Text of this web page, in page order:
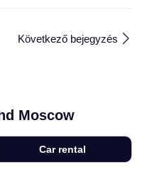
Következő bejegyzés
Moscow
Car rental